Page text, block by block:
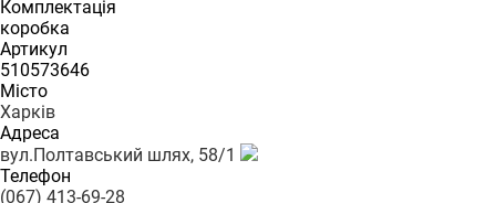
Комплектація
коробка
Артикул
510573646
Місто
Харків
Адреса
вул.Полтавський шлях, 58/1
Телефон
(067) 413-69-28